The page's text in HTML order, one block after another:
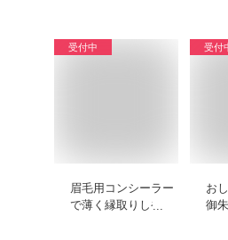
受付中
眉毛用コンシーラー
で薄く縁取りしやす
受付
お
御